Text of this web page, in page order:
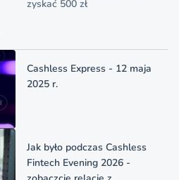
zyskać 500 zł
Cashless Express - 12 maja
2025 r.
Jak było podczas Cashless
Fintech Evening 2026 -